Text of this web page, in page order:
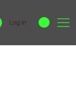
Log In